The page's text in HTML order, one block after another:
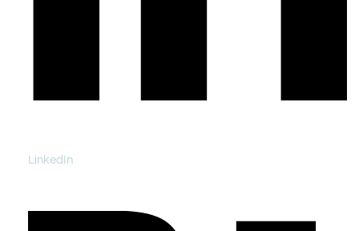
LinkedIn